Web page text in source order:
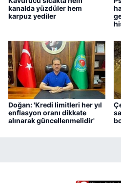
kanalda yüzdüler hem
karpuz yediler
Doğan: 'Kredi limitleri her yıl
enflasyon oranı dikkate
alınarak güncellenmelidir'